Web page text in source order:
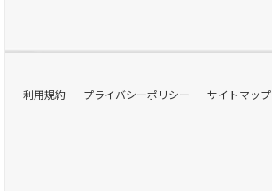
利用規約 プライバシーポリシー サイトマップ